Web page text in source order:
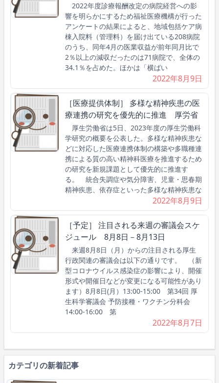
2022年度診療報酬改定の病院経営への影
響を明らかにするため福祉医療機構が行った
アンケートの結果によると、地域包括ケア病
棟入院料（管理料）を届け出ている208病院
のうち、同年4月の医業収益が前年同月比で
2％以上の減収だったのは71病院で、全体の
34.1％を占めた。ほかは「横ばい
2022年8月9日
［医療提供体制］ 多様な精神疾患の医
療連携の研究を優先的に推進 厚労省
厚生労働省は5日、2023年度の厚生労働科
学研究の概要を公表した。多様な精神疾患な
どに対応した医療連携体制の構築や多職種連
携による質の高い精神科医療を推進するため
の研究を新規課題として優先的に推進す
る。 統合失調症や気分障害、児童・思春期
精神疾患、依存症といった多様な精神疾患な
2022年8月9日
［予定］ 注目される来週の審議会スケ
ジュール 8月8日－8月13日
来週8月8日（月）からの注目される厚生
行政関連の審議会は以下の通りです。 （新
型コロナウイルス感染症の影響により、開催
形式や開催日などが変更になる可能性があり
ます）8月8日(月）13:00-15:00 第34回 厚
生科学審議会 予防接種・ワクチン分科会
14:00-16:00 第
2022年8月7日
カテゴリの新着記事